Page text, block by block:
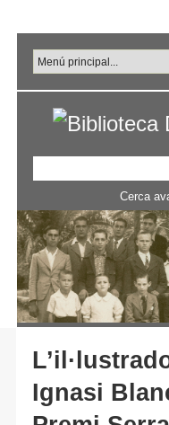
principal
Cerca
Ignasi